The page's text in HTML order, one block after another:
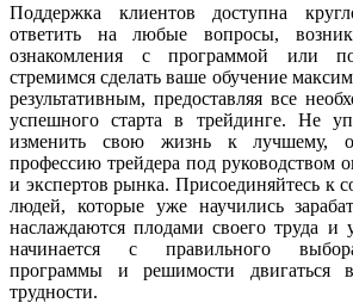
Поддержка клиентов доступна
ответить на любые вопросы,
ознакомления с программой или
стремимся сделать ваше обучение
результативным, предоставляя все
успешного старта в трейдинге. Не
изменить свою жизнь к лучшему,
профессию трейдера под руководством
и экспертов рынка. Присоединяйтесь к
людей, которые уже научились
наслаждаются плодами своего труда и
начинается с правильного
программы и решимости двигаться
трудности.